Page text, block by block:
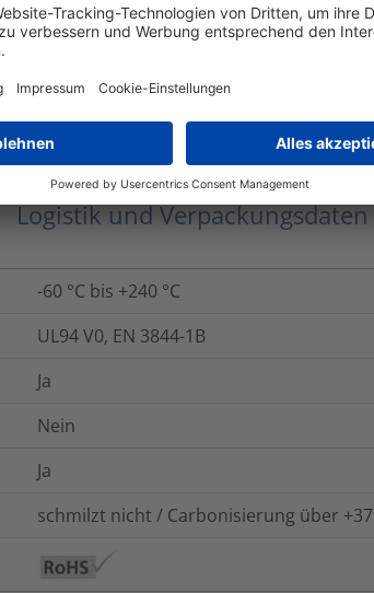
Geflechtschlauch aus Meta-Aramid, öl-
Logistik und Verpackungsdaten
-60 °C bis +240 °C
UL94 V0, EN 3844-1B
Ja
Nein
Ja
schmilzt nicht / Carbonisierung über